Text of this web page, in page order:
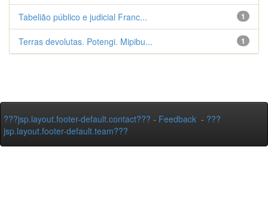
1
Tabelião público e judicial Franc...
1
Terras devolutas. Potengi. Mipibu...
???jsp.layout.footer-default.contact??? - Feedback - ???
jsp.layout.footer-default.team???